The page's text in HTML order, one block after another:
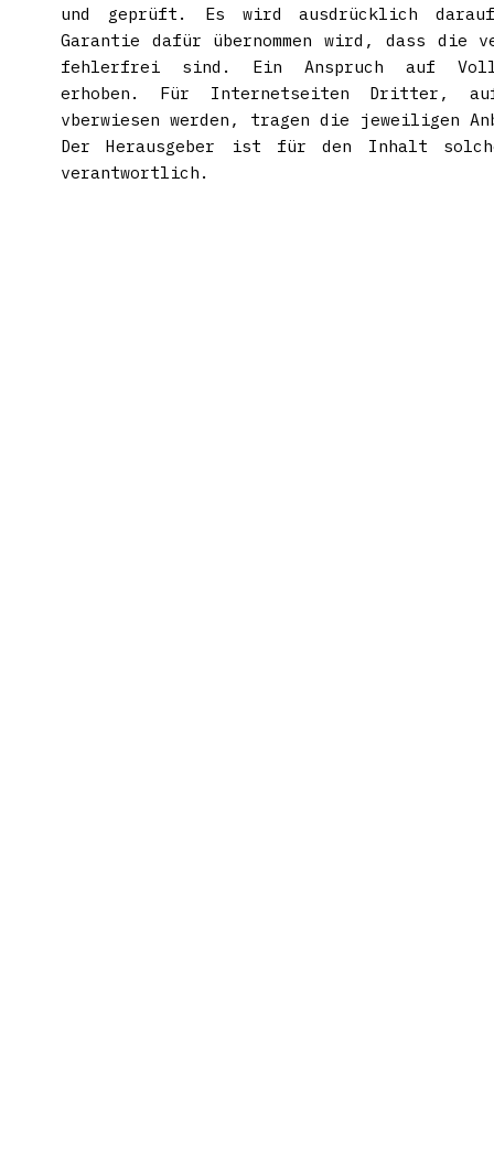
und geprüft. Es wird ausdrücklich
Garantie dafür übernommen wird, dass die
fehlerfrei sind. Ein Anspruch auf
erhoben. Für Internetseiten Dritter,
vberwiesen werden, tragen die jeweiligen
Der Herausgeber ist für den Inhalt
verantwortlich.